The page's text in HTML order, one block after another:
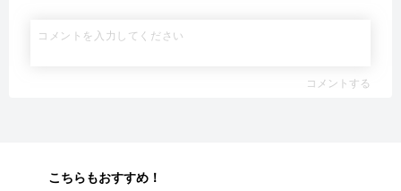
コメントする
こちらもおすすめ！